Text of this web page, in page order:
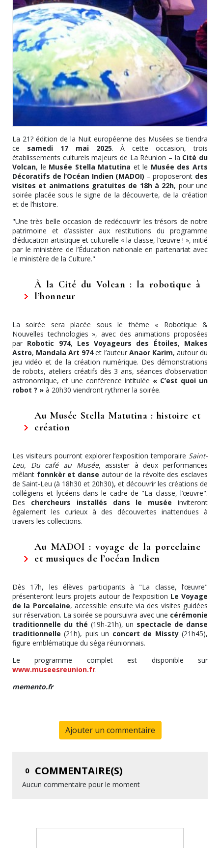
La 21? édition de la Nuit européenne des Musées se tiendra
ce samedi 17 mai 2025. À cette occasion, trois
établissements culturels majeurs de La Réunion – la Cité du
Volcan, le Musée Stella Matutina et le Musée des Arts
Décoratifs de l’Océan Indien (MADOI) – proposeront des
visites et animations gratuites de 18h à 22h, pour une
soirée placée sous le signe de la découverte, de la création
et de l’histoire.
"Une très belle occasion de redécouvrir les trésors de notre
patrimoine et d’assister aux restitutions du programme
d’éducation artistique et culturelle « la classe, l’œuvre ! », initié
par le ministère de l’Éducation nationale en partenariat avec
le ministère de la Culture."
À la Cité du Volcan : la robotique à
l’honneur
La soirée sera placée sous le thème « Robotique &
Nouvelles technologies », avec des animations proposées
par Robotic 974, Les Voyageurs des Étoiles, Makes
Astro, Mandala Art 974et l’auteur Anaor Karim, autour du
jeu vidéo et de la création numérique. Des démonstrations
de robots, ateliers créatifs dès 3 ans, séances d’observation
astronomique, et une conférence intitulée « C’est quoi un
robot ? » à 20h30 viendront rythmer la soirée.
Au Musée Stella Matutina : histoire et
création
Les visiteurs pourront explorer l’exposition temporaire Saint-
Leu, Du café au Musée, assister à deux performances
mêlant fonnkèr et danse autour de la révolte des esclaves
de Saint-Leu (à 18h30 et 20h30), et découvrir les créations de
collégiens et lycéens dans le cadre de "La classe, l’œuvre".
Des chercheurs installés dans le musée inviteront
également les curieux à des découvertes inattendues à
travers les collections.
Au MADOI : voyage de la porcelaine
et musiques de l’océan Indien
Dès 17h, les élèves participants à "La classe, l’œuvre"
présenteront leurs projets autour de l’exposition Le Voyage
de la Porcelaine, accessible ensuite via des visites guidées
sur réservation. La soirée se poursuivra avec une cérémonie
traditionnelle du thé (19h-21h), un spectacle de danse
traditionnelle (21h), puis un concert de Missty(21h45),
figure emblématique du séga réunionnais.
Le programme complet est disponible sur
www.museesreunion.fr.
memento.fr
Ajouter un commentaire
0 COMMENTAIRE(S)
Aucun commentaire pour le moment